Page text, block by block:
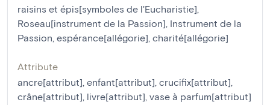
raisins et épis[symboles de l'Eucharistie],
Roseau[instrument de la Passion], Instrument de la
Passion, espérance[allégorie], charité[allégorie]
Attribute
ancre[attribut], enfant[attribut], crucifix[attribut],
crâne[attribut], livre[attribut], vase à parfum[attribut]